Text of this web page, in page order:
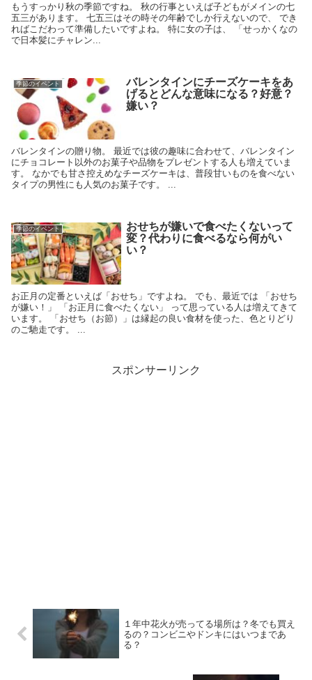
もうすっかり秋の季節ですね。 秋の行事といえば子どもがメインの七
五三があります。 七五三はその時その年齢でしか行えないので、 でき
ればこだわって準備したいですよね。 特に女の子は、 「せっかくなの
で日本髪にチャレン...
季節のイベント
バレンタインにチーズケーキをあ
げるとどんな意味になる？好意？
嫌い？
バレンタインの贈り物。 最近では彼の趣味に合わせて、バレンタイン
にチョコレート以外のお菓子や品物をプレゼントする人も増えていま
す。 なかでも甘さ控えめなチーズケーキは、普段甘いものを食べない
タイプの男性にも人気のお菓子です。 ...
季節のイベント
おせちが嫌いで食べたくないって
変？代わりに食べるなら何がい
い？
お正月の定番といえば「おせち」ですよね。 でも、最近では 「おせち
が嫌い！」 「お正月に食べたくない」 って思っている人は増えてきて
います。 「おせち（お節）」は縁起の良い食材を使った、色とりどり
のご馳走です。 ...
スポンサーリンク
１年中花火が売ってる場所は？冬でも買え
るの？コンビニやドンキにはいつまであ
る？